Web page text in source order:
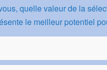
quelle valeur de la
le meilleur potentiel